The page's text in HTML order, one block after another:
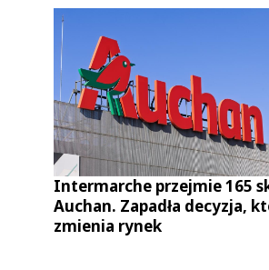
Intermarche przejmie 165
Auchan. Zapadła decyzja,
zmienia rynek